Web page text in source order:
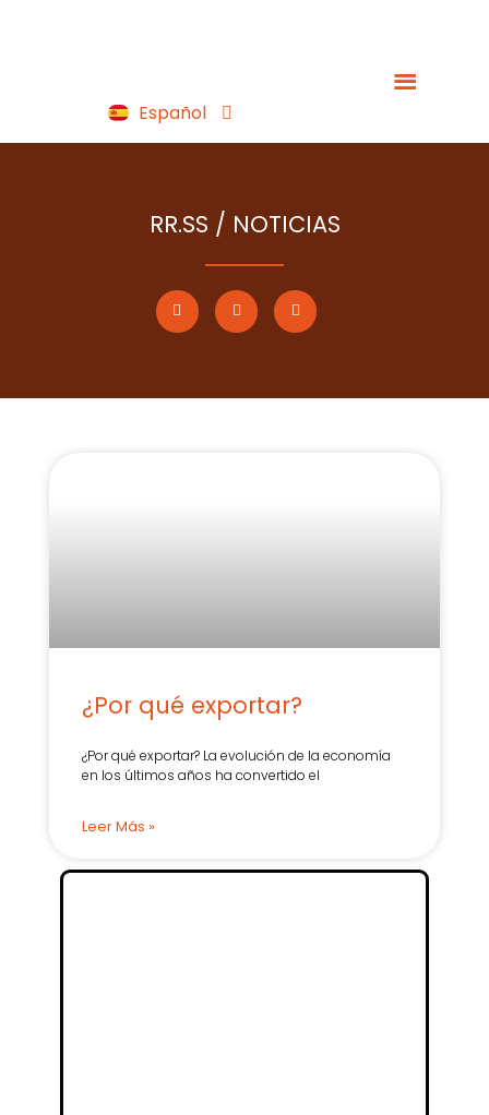
Español
English
RR.SS / NOTICIAS
¿Por qué exportar?
¿Por qué exportar? La evolución de la economía
en los últimos años ha convertido el
Leer Más »